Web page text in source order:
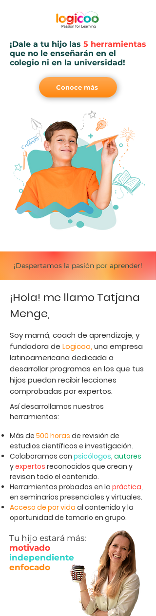
¡Dale a tu hijo las 5 herramientas
que no le enseñarán en el
colegio ni en la universidad!
Conoce más
¡Despertamos la pasión por aprender!
¡Hola! me llamo Tatjana
Menge,
Soy mamá, coach de aprendizaje, y
fundadora de Logicoo, una empresa
latinoamericana dedicada a
desarrollar programas en los que tus
hijos puedan recibir lecciones
comprobadas por expertos.
Así desarrollamos nuestros
herramientas:
Más de 500 horas de revisión de
estudios científicos e investigación.
Colaboramos con psicólogos, autores
yexpertos reconocidos que crean y
revisan todo el contenido.
Herramientas probados en la práctica,
en seminarios presenciales y virtuales.
Acceso de por vida al contenido y la
oportunidad de tomarlo en grupo.
Tu hijo estará más:
motivado
independiente
enfocado